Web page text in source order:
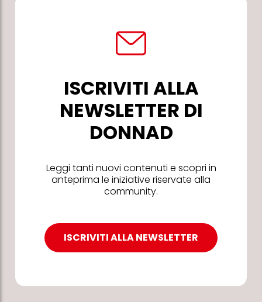
ISCRIVITI ALLA
NEWSLETTER DI
DONNAD
Leggi tanti nuovi contenuti e scopri in
anteprima le iniziative riservate alla
community.
ISCRIVITI ALLA NEWSLETTER